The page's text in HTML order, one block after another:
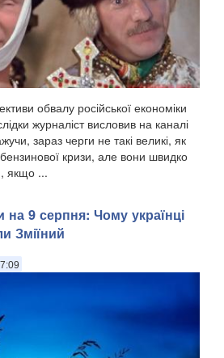
обвалу російської економіки
журналіст висловив на каналі
зараз черги не такі великі, як
кризи, але вони швидко
якщо ...
на 9 серпня: Чому українці
Зміїний